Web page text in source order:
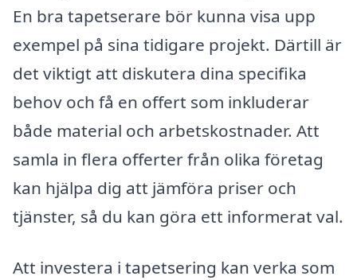
En bra tapetserare bör kunna visa upp
exempel på sina tidigare projekt. Därtill är
det viktigt att diskutera dina specifika
behov och få en offert som inkluderar
både material och arbetskostnader. Att
samla in flera offerter från olika företag
kan hjälpa dig att jämföra priser och
tjänster, så du kan göra ett informerat val.
Att investera i tapetsering kan verka som